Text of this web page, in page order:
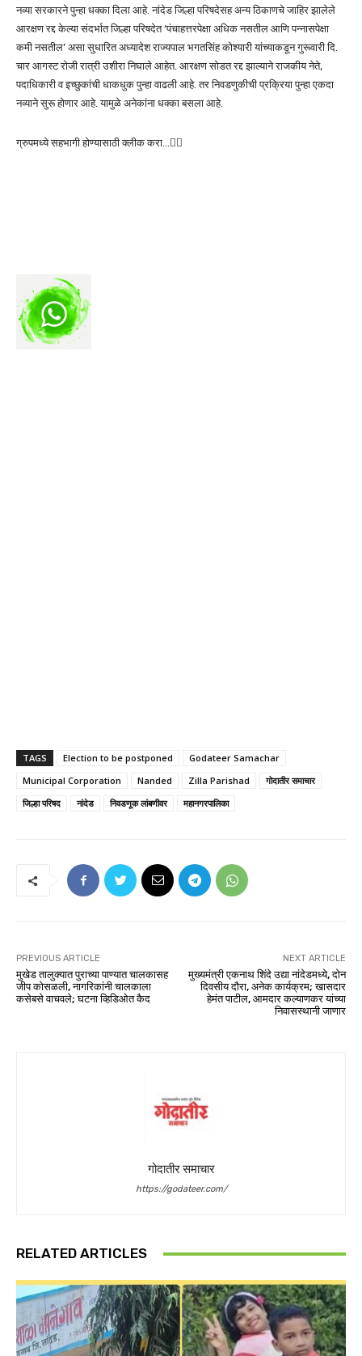
नव्या सरकारने पुन्हा धक्का दिला आहे. नांदेड जिल्हा परिषदेसह अन्य ठिकाणचे जाहिर झालेले
आरक्षण रद्द केल्या संदर्भात जिल्हा परिषदेत ‘पंचाहत्तरपेक्षा अधिक नसतील आणि पन्नासपेक्षा
कमी नसतील’ असा सुधारित अध्यादेश राज्यपाल भगतसिंह कोश्यारी यांच्याकडून गुरूवारी दि.
चार आगस्ट रोजी रात्री उशीरा निघाले आहेत. आरक्षण सोडत रद्द झाल्याने राजकीय नेते,
पदाधिकारी व इच्छुकांची धाकधुक पुन्हा वाढली आहे. तर निवडणुकीची प्रक्रिया पुन्हा एकदा
नव्याने सुरू होणार आहे. यामुळे अनेकांना धक्का बसला आहे.
ग्रुपमध्ये सहभागी होण्यासाठी क्लीक करा…👆🏻
TAGS Election to be postponed
Godateer Samachar
Municipal Corporation
Nanded Zilla Parishad
गोदातीर समाचार
जिल्हा परिषद
नांदेड निवडणूक लांबणीवर महानगरपालिका
PREVIOUS ARTICLE
मुखेड तालुक्यात पुराच्या पाण्यात चालकासह
जीप कोसळली, नागरिकांनी चालकाला
कसेबसे वाचवले; घटना व्हिडिओत कैद
NEXT ARTICLE
मुख्यमंत्री एकनाथ शिंदे उद्या नांदेडमध्ये, दोन
दिवसीय दौरा, अनेक कार्यक्रम; खासदार
हेमंत पाटील, आमदार कल्याणकर यांच्या
निवासस्थानी जाणार
गोदातीर समाचार
https://godateer.com/
RELATED ARTICLES